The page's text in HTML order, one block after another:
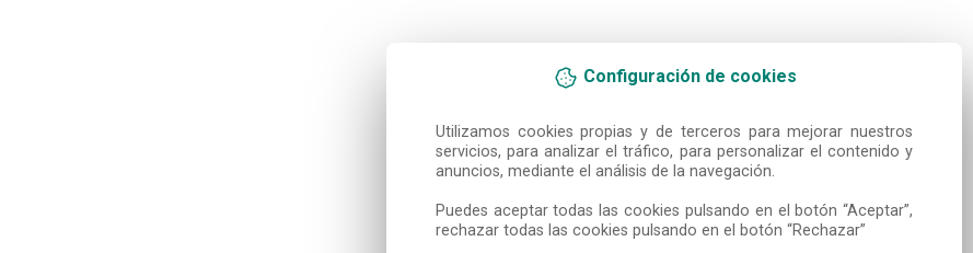
Configuración de cookies
Utilizamos cookies propias y de terceros para mejorar nuestros
servicios, para analizar el tráfico, para personalizar el contenido y
anuncios, mediante el análisis de la navegación.
Puedes aceptar todas las cookies pulsando en el botón “Aceptar”,
rechazar todas las cookies pulsando en el botón “Rechazar”